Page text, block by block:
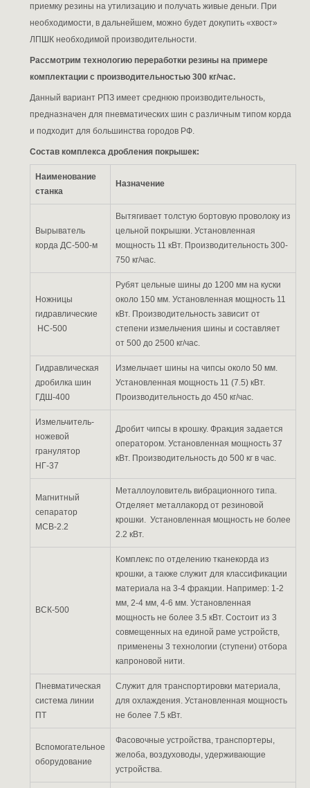
приемку резины на утилизацию и получать живые деньги. При
необходимости, в дальнейшем, можно будет докупить «хвост»
ЛПШК необходимой производительности.
Рассмотрим технологию переработки резины на примере
комплектации с производительностью 300 кг/час.
Данный вариант РПЗ имеет среднюю производительность,
предназначен для пневматических шин с различным типом корда
и подходит для большинства городов РФ.
Состав комплекса дробления покрышек:
Наименование
станка
Назначение
Вырыватель
корда ДС-500-м
Вытягивает толстую бортовую проволоку из
цельной покрышки. Установленная
мощность 11 кВт. Производительность 300-
750 кг/час.
Ножницы
гидравлические
НС-500
Рубят цельные шины до 1200 мм на куски
около 150 мм. Установленная мощность 11
кВт. Производительность зависит от
степени измельчения шины и составляет
от 500 до 2500 кг/час.
Гидравлическая
дробилка шин
ГДШ-400
Измельчает шины на чипсы около 50 мм.
Установленная мощность 11 (7.5) кВт.
Производительность до 450 кг/час.
Измельчитель-
ножевой
гранулятор
НГ-37
Дробит чипсы в крошку. Фракция задается
оператором. Установленная мощность 37
кВт. Производительность до 500 кг в час.
Магнитный
сепаратор
МСВ-2.2
Металлоуловитель вибрационного типа.
Отделяет металлакорд от резиновой
крошки. Установленная мощность не более
2.2 кВт.
ВСК-500
Комплекс по отделению тканекорда из
крошки, а также служит для классификации
материала на 3-4 фракции. Например: 1-2
мм, 2-4 мм, 4-6 мм. Установленная
мощность не более 3.5 кВт. Состоит из 3
совмещенных на единой раме устройств,
применены 3 технологии (ступени) отбора
капроновой нити.
Пневматическая
система линии
ПТ
Служит для транспортировки материала,
для охлаждения. Установленная мощность
не более 7.5 кВт.
Вспомогательное
оборудование
Фасовочные устройства, транспортеры,
желоба, воздуховоды, удерживающие
устройства.